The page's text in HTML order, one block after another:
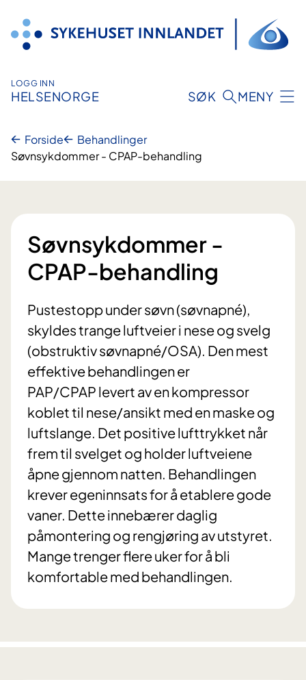
innhold
LOGG INN
HELSENORGE SØK MENY
Forside
Behandlinger
Søvnsykdommer - CPAP-behandling
Søvnsykdommer -
CPAP-behandling
Pustestopp under søvn (søvnapné),
skyldes trange luftveier i nese og svelg
(obstruktiv søvnapné/OSA). Den mest
effektive behandlingen er
PAP/CPAP levert av en kompressor
koblet til nese/ansikt med en maske og
luftslange. Det positive lufttrykket når
frem til svelget og holder luftveiene
åpne gjennom natten. Behandlingen
krever egeninnsats for å etablere gode
vaner. Dette innebærer daglig
påmontering og rengjøring av utstyret.
Mange trenger flere uker for å bli
komfortable med behandlingen.